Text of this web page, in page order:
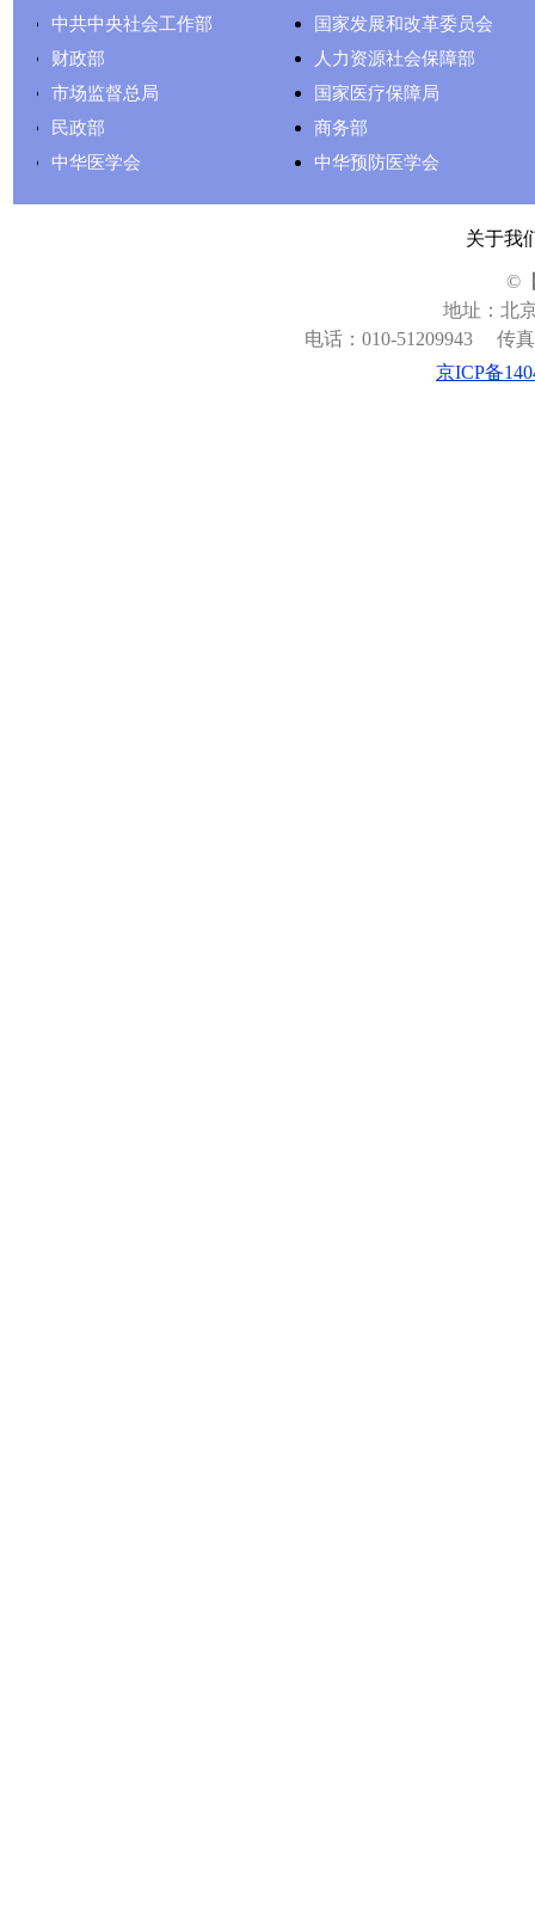
中共中央社会工作部
国家发展和改革委员会
财政部
人力资源社会保障部
市场监督总局
国家医疗保障局
民政部
商务部
中华医学会
中华预防医学会
关于我
©
地址：北
电话：010-51209943
传
京ICP备